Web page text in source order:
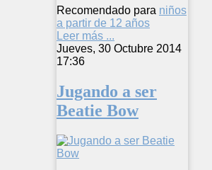
Recomendado para niños
a partir de 12 años
Leer más ...
Jueves, 30 Octubre 2014
17:36
Jugando a ser
Beatie Bow